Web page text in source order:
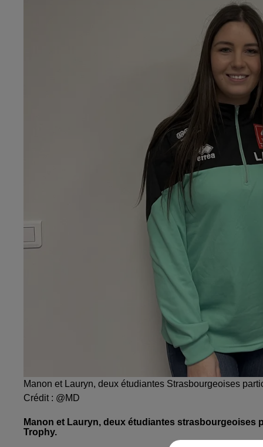
Manon et Lauryn, deux étudiantes Strasbourgeoises
Crédit : @MD
Manon et Lauryn, deux étudiantes
Trophy.